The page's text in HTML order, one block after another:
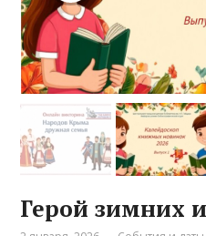
Герой зимних